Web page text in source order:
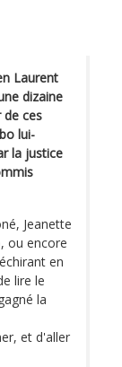
Laurent
dizaine
de ces
lui-
la justice
Jeanette
ou encore
en
lire le
la
et d'aller